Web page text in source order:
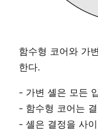
함수형 코어와 가
한다.
- 가변 셸은 모든
- 함수형 코어는
- 셸은 결정을 사